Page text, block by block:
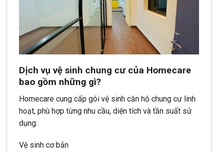
Dịch vụ vệ sinh chung cư của Homecare
bao gồm những gì?
Homecare cung cấp gói vệ sinh căn hộ chung cư linh
hoạt, phù hợp từng nhu cầu, diện tích và tần suất sử
dụng:
Vệ sinh cơ bản